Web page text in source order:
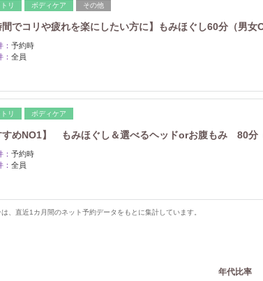
リ ボディケア その他
間でコリや疲れを楽にしたい方に】もみほぐし60分（男女
予約時
全員
リ ボディケア
すめNO1】 もみほぐし＆選べるヘッドorお腹もみ 80分
予約時
全員
、直近1カ月間のネット予約データをもとに集計しています。
年代比率